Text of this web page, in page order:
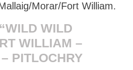
Morar/Fort William.
WILD
WILLIAM –
PITLOCHRY